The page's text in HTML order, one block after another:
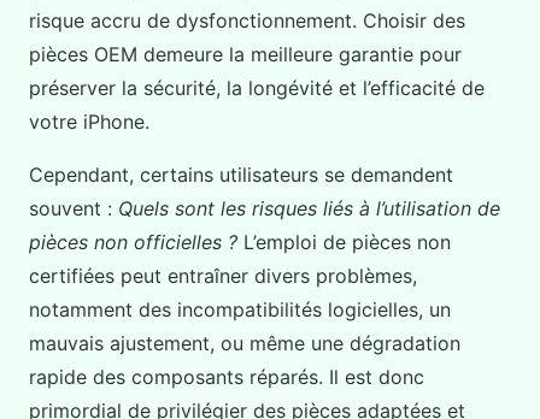
risque accru de dysfonctionnement. Choisir des
pièces OEM demeure la meilleure garantie pour
préserver la sécurité, la longévité et l’efficacité de
votre iPhone.
Cependant, certains utilisateurs se demandent
souvent : Quels sont les risques liés à l’utilisation de
pièces non officielles ? L’emploi de pièces non
certifiées peut entraîner divers problèmes,
notamment des incompatibilités logicielles, un
mauvais ajustement, ou même une dégradation
rapide des composants réparés. Il est donc
primordial de privilégier des pièces adaptées et